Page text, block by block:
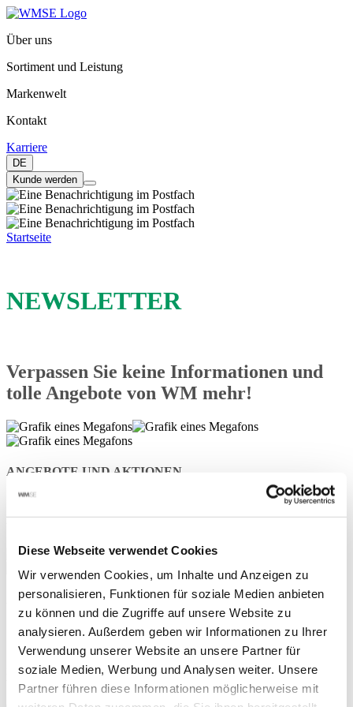
Diese Webseite verwendet Cookies
Wir verwenden Cookies, um Inhalte und Anzeigen zu
personalisieren, Funktionen für soziale Medien anbieten
zu können und die Zugriffe auf unsere Website zu
analysieren. Außerdem geben wir Informationen zu Ihrer
Verwendung unserer Website an unsere Partner für
soziale Medien, Werbung und Analysen weiter. Unsere
Partner führen diese Informationen möglicherweise mit
Über uns
Sortiment und Leistung
Markenwelt
Kontakt
Karriere
DE
Kunde werden
Startseite
NEWSLETTER
Verpassen Sie keine Informationen und
tolle Angebote von WM mehr!
ANGEBOTE UND AKTIONEN
ALLGEMEINE NEWS
Seien Sie immer über Neuigkeiten von WM und aus Ihrer Branche
informiert. Zudem finden Sie hilfreiche Tipps für Ihren
Werkstattalltag!